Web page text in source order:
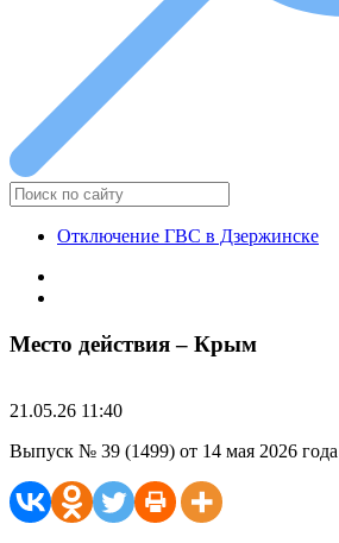
Отключение ГВС в Дзержинске
Место действия – Крым
21.05.26 11:40
Выпуск № 39 (1499) от 14 мая 2026 года